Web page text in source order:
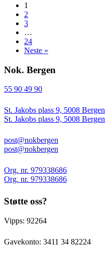
1
2
3
…
24
Neste »
Nok. Bergen
55 90 49 90
St. Jakobs plass 9, 5008 Bergen
St. Jakobs plass 9, 5008 Bergen
post@nokbergen
post@nokbergen
Org. nr. 979338686
Org. nr. 979338686
Støtte oss?
Vipps: 92264
Gavekonto: 3411 34 82224